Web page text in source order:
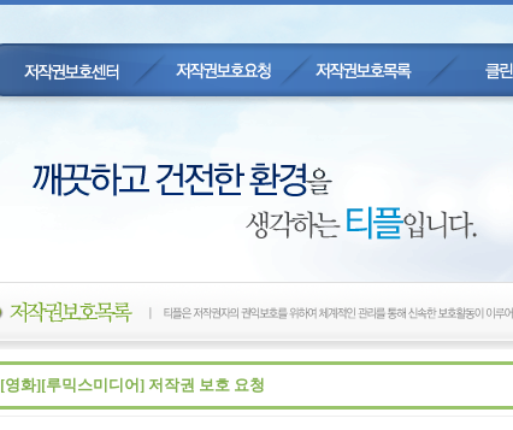
[영화][루믹스미디어] 저작권 보호 요청